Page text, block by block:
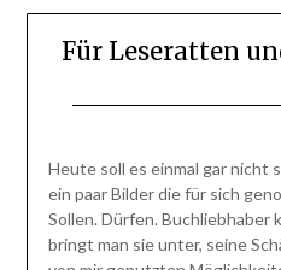
Für Leseratten
Heute soll es einmal gar nicht
ein paar Bilder die für sich
Sollen. Dürfen. Buchliebhaber
bringt man sie unter, seine